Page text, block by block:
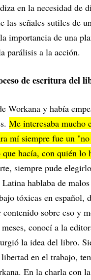
en la necesidad de
las señales sutiles de
importancia de una
parálisis a la acción.
de escritura del
Workana y había
Me interesaba mucho
mí siempre fue un
hacía, con quién lo
siempre pude
hablaba de
tóxicas en español,
contenido sobre eso y
conocí a la
la idea del libro.
en el trabajo,
En la charla con